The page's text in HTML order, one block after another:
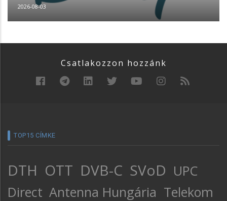
2026-08-03
Csatlakozzon hozzánk
TOP15 CÍMKE
DTH OTT DVB-C SVoD UPC
Direct Antenna Hungária Telekom